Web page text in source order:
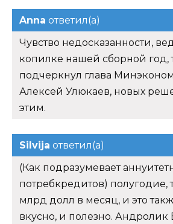
Anna ответил(а)
Чувство недосказанности,
копилке нашей сборной год,
подчеркнул глава
Алексей Улюкаев, новых
этим.
Silvija ответил(а)
(Как подразумевает
потребкредитов) полугодие,
млрд долл в месяц, и это
вкусно, и полезно. Андролик